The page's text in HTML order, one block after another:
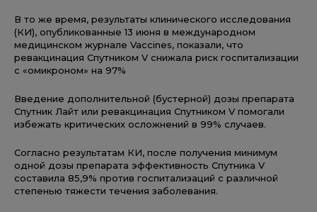
В то же время, результаты клинического исследования
(КИ), опубликованные 13 июня в международном
медицинском журнале Vaccines, показали, что
ревакцинация Спутником V снижала риск госпитализации
с «омикроном» на 97%
Введение дополнительной (бустерной) дозы препарата
Спутник Лайт или ревакцинация Спутником V помогали
избежать критических осложнений в 99% случаев.
Согласно результатам КИ, после получения минимум
одной дозы препарата эффективность Спутника V
составила 85,9% против госпитализаций с различной
степенью тяжести течения заболевания.